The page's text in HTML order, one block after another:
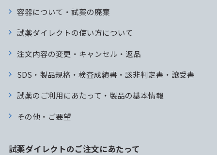
容器について・試薬の廃棄
試薬ダイレクトの使い方について
注文内容の変更・キャンセル・返品
SDS・製品規格・検査成績書・該非判定書・譲受書
試薬のご利用にあたって・製品の基本情報
その他・ご要望
試薬ダイレクトのご注文にあたって